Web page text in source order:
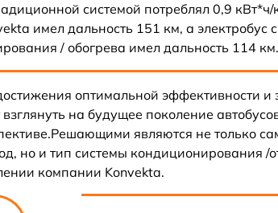
системой потреблял 0,9 кВт*ч/
имел дальность 151 км, а электробус
/ обогрева имел дальность 114 км.
оптимальной эффективности
взглянуть на будущее поколение
являются не только
но и тип системы кондиционирования /
компании Konvekta.